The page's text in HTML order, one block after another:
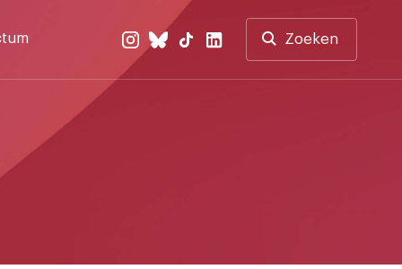
Zoeken